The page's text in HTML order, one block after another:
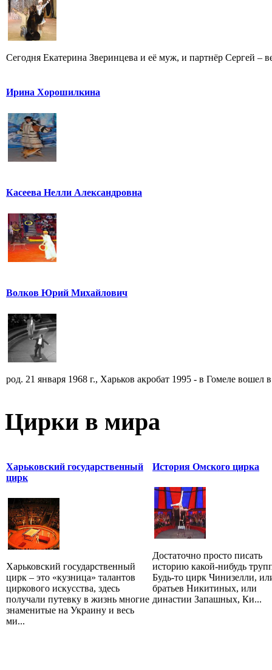
Сегодня Екатерина Зверинцева и её муж, и партнёр Сергей –
Ирина Хорошилкина
Касеева Нелли Александровна
Волков Юрий Михайлович
род. 21 января 1968 г., Харьков акробат 1995 - в Гомеле вошел
Цирки в мира
Харьковский государственный
цирк
Харьковский государственный
цирк – это «кузница» талантов
циркового искусства, здесь
получали путевку в жизнь многие
знаменитые на Украину и весь
ми...
История Омского цирка
Достаточно просто писать
историю какой-нибудь
Будь-то цирк Чинизелли,
братьев Никитиных, или
династии Запашных, Ки...